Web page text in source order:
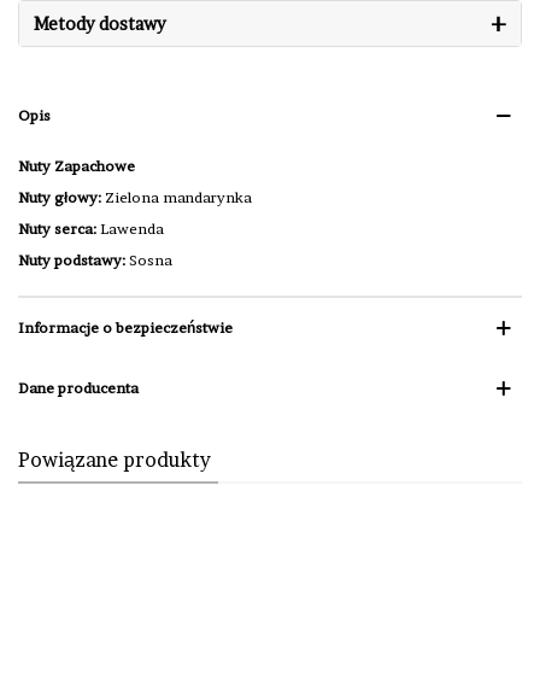
Metody dostawy +
Opis
Nuty Zapachowe
Nuty głowy: Zielona mandarynka
Nuty serca: Lawenda
Nuty podstawy: Sosna
Informacje o bezpieczeństwie
Dane producenta
Powiązane produkty